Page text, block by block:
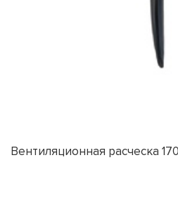
Вентиляционная расческа